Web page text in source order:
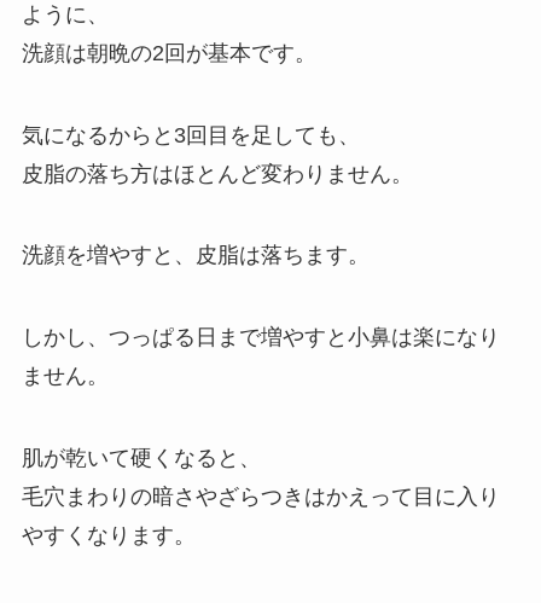
ように、
洗顔は朝晩の2回が基本です。
気になるからと3回目を足しても、
皮脂の落ち方はほとんど変わりません。
洗顔を増やすと、皮脂は落ちます。
しかし、つっぱる日まで増やすと小鼻は楽になり
ません。
肌が乾いて硬くなると、
毛穴まわりの暗さやざらつきはかえって目に入り
やすくなります。